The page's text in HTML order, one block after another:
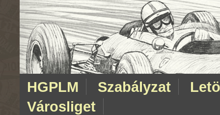
HGPLM Szabályzat
Városliget